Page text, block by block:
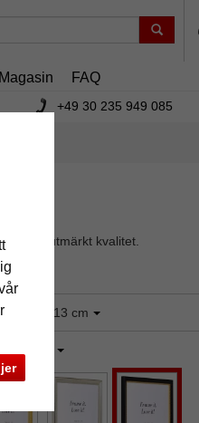
Magasin FAQ
+49 30 235 949 085
ram i utmärkt kvalitet.
9x13 cm